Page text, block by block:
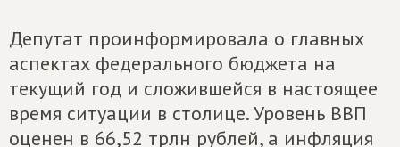
Депутат проинформировала о главных
аспектах федерального бюджета на
текущий год и сложившейся в настоящее
время ситуации в столице. Уровень ВВП
оценен в 66,52 трлн рублей, а инфляция